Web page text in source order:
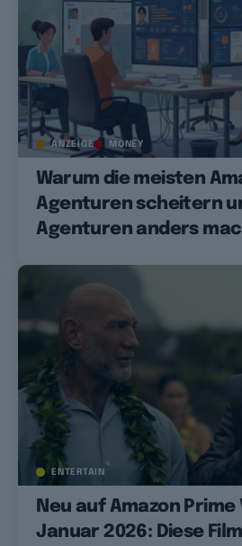
ANZEIGE MONEY
Warum die meisten
Agenturen scheitern
Agenturen anders
ENTERTAIN
Neu auf Amazon Prime
Januar 2026: Diese